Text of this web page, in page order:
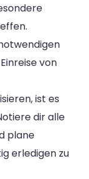
von
ist es
dir alle
plane
erledigen zu